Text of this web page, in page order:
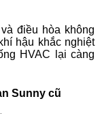
điều hòa không
hậu khắc nghiệt
HVAC lại càng
Sunny cũ